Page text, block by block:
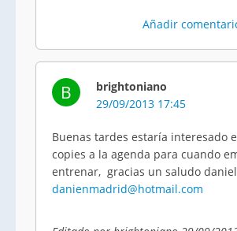
Añadir
B
brightoniano
29/09/2013 17:45
Buenas tardes estaría interesado
copies a la agenda para cuando
entrenar, gracias un saludo daniel
danienmadrid@hotmail.com